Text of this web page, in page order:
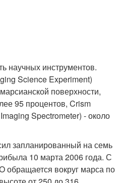
научных инструментов.
Science Experiment)
поверхности,
95 процентов, Crism
Spectrometer) - около
запланированный на семь
10 марта 2006 года. С
обращается вокруг марса по